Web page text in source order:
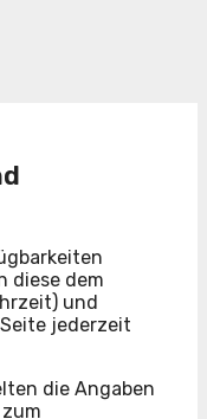
diese dem
und
jederzeit
die Angaben